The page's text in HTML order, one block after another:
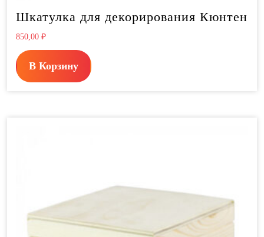
Шкатулка для декорирования Кюнтен
850,00 ₽
В Корзину